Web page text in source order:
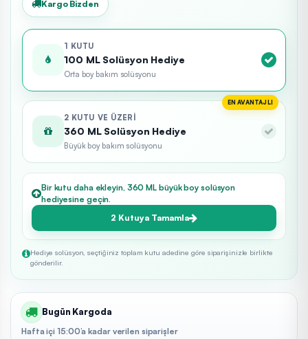
Kargo Bizden
1 KUTU
100 ML Solüsyon Hediye
Orta boy bakım solüsyonu
EN AVANTAJLI
2 KUTU VE ÜZERI
360 ML Solüsyon Hediye
Büyük boy bakım solüsyonu
Bir kutu daha ekleyin, 360 ML büyük boy solüsyon
hediyesine geçin.
2 Kutuya Tamamla
Hediye solüsyon, seçtiğiniz toplam kutu adedine göre siparişinizle birlikte
gönderilir.
Bugün Kargoda
Hafta içi 15:00’a kadar verilen siparişler